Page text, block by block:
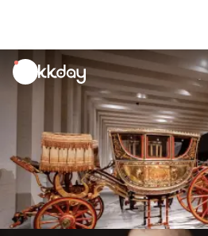
unread
notifications